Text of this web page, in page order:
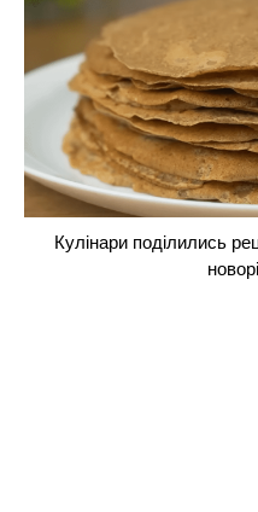
Кулінари поділились